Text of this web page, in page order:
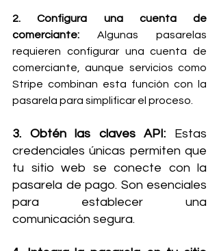
2. Configura una cuenta de
comerciante: Algunas pasarelas
requieren configurar una cuenta de
comerciante, aunque servicios como
Stripe combinan esta función con la
pasarela para simplificar el proceso.
3. Obtén las claves API: Estas
credenciales únicas permiten que
tu sitio web se conecte con la
pasarela de pago. Son esenciales
para establecer una
comunicación segura.